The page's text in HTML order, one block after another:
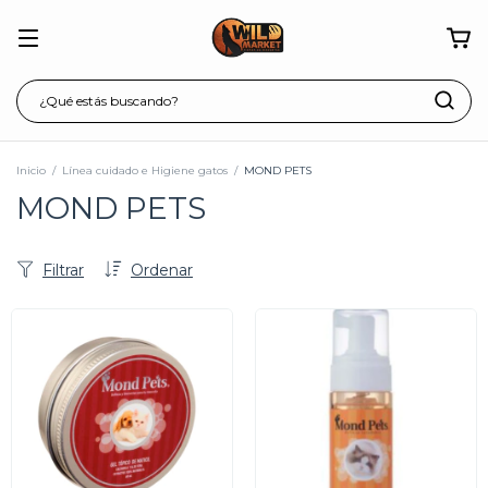
Inicio / Línea cuidado e Higiene gatos / MOND PETS
MOND PETS
Ordenar
Filtrar